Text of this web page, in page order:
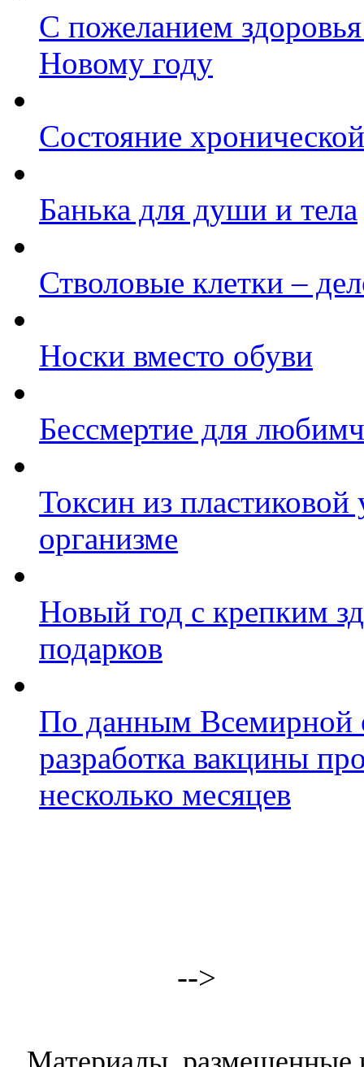
С пожеланием
Новому году
Состояние
Банька для души и тела
Стволовые клетки –
Носки вместо обуви
Бессмертие для
Токсин из пластиковой
организме
Новый год с крепким
подарков
По данным Всемирной
разработка вакцины
несколько месяцев
-->